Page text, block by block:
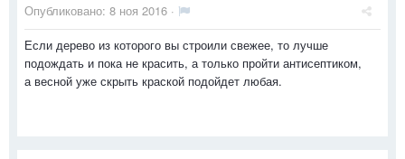
Опубликовано: 8 ноя 2016 ·
Если дерево из которого вы строили свежее, то лучше
подождать и пока не красить, а только пройти антисептиком,
а весной уже скрыть краской подойдет любая.